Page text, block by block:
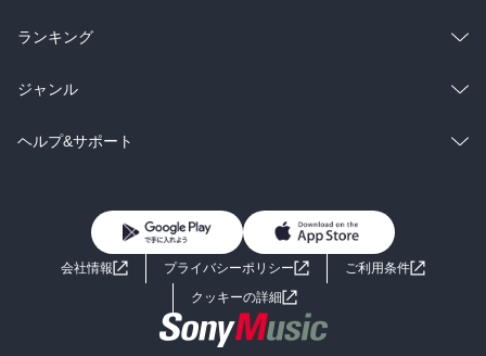
雑誌・グラビア
BL・TL
ラノベ
雑誌・グラビア
BL・TL
総合
ラノベ
雑誌・グラビア
ランキング
総合
ラノベ
ジャンル
コミック
ライトノベル 男子向けラノベ
小説
海外小説
ヘルプ&サポート
よくあるご質問 お問い合わせ
会社情報 プライバシーポリシー
ご利用条件
クッキーの詳細